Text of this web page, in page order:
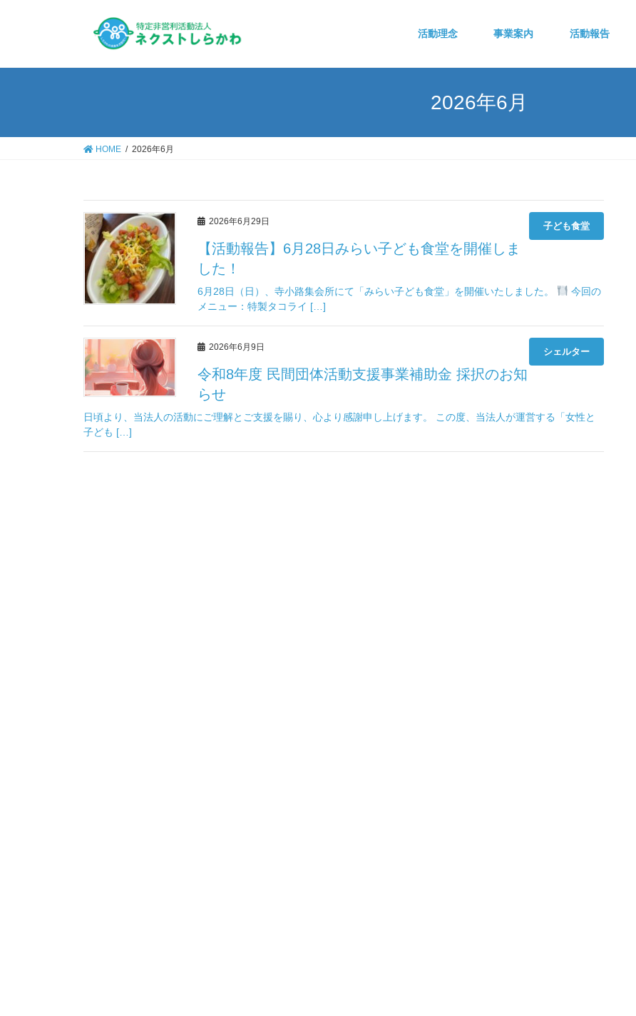
活動理念 事業案内 活動報告
2026年6月
HOME 2026年6月
2026年6月29日 子ども食堂
【活動報告】6月28日みらい子ども食堂を開催しま
した！
6月28日（日）、寺小路集会所にて「みらい子ども食堂」を開催いたしました。
今回の
メニュー：特製タコライ […]
2026年6月9日 シェルター
令和8年度 民間団体活動支援事業補助金 採択のお知
らせ
日頃より、当法人の活動にご理解とご支援を賜り、心より感謝申し上げます。 この度、当法人が運営する「女性と
子ども […]